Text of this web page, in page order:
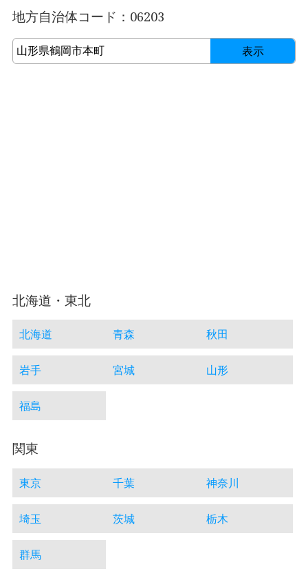
地方自治体コード：06203
表示
北海道・東北
北海道 青森 秋田
岩手 宮城 山形
福島
関東
東京 千葉 神奈川
埼玉 茨城 栃木
群馬